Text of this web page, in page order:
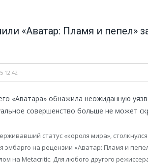
«Аватар: Пламя и пепел»
12:42
«Аватара» обнажила неожиданную
совершенство больше не может
статус «короля мира»,
эмбарго на рецензии «Аватар: Пламя и
на Metacritic. Для любого другого